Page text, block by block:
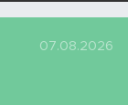
Bingöl'deki O
07.08.2026